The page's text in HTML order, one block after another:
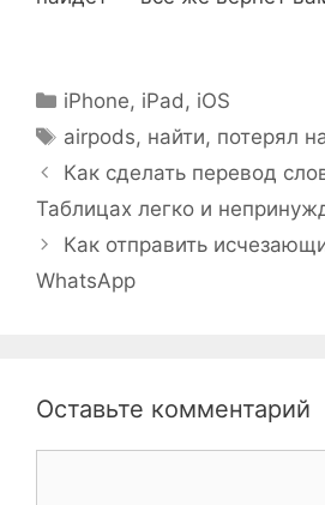
Рубрики
iPhone, iPad, iOS
Метки
airpods, найти, потерял
Как сделать перевод
Таблицах легко и
Как отправить
WhatsApp
Оставьте комментарий